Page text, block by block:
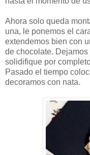
Ahora solo queda
una, le ponemos el
extendemos bien con
de chocolate.
solidifique por
Pasado el tiempo
decoramos con nata.